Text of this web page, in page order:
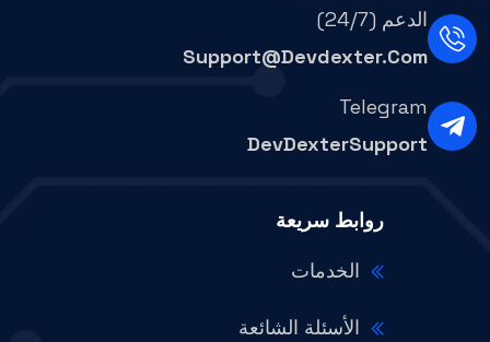
الدعم (24/7)
Support@devdexter.com
Telegram
DevDexterSupport
روابط سريعة
الخدمات
الأسئلة الشائعة